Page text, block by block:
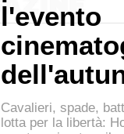
l'evento
Cavalieri, spade,
lotta per la libertà: